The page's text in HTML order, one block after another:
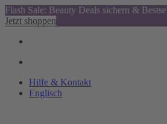
Flash Sale: Beauty Deals sichern &
Jetzt shoppen
Hilfe & Kontakt
Englisch